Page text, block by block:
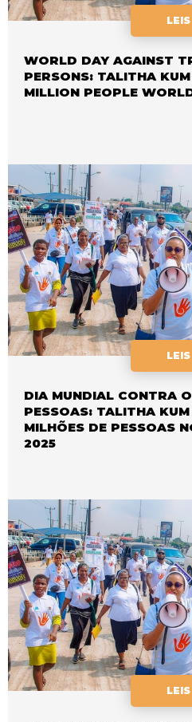
LEIS
WORLD DAY AGAINST
PERSONS: TALITHA KUM
MILLION PEOPLE
LEIS
DIA MUNDIAL CONTRA
PESSOAS: TALITHA KUM
MILHÕES DE PESSOAS
2025
LEIS